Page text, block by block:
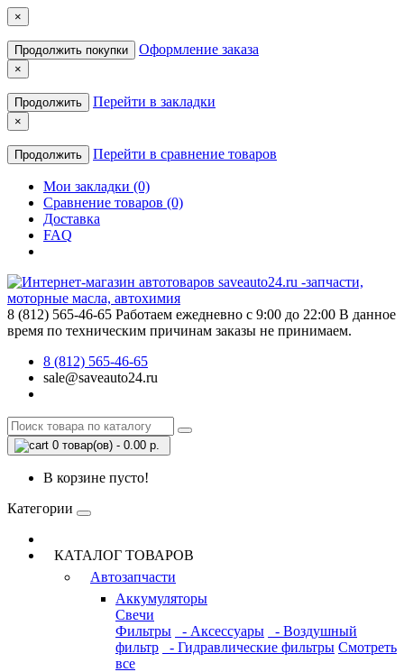
×
Продолжить покупки Оформление заказа
×
Продолжить Перейти в закладки
×
Продолжить Перейти в сравнение товаров
Мои закладки (0)
Сравнение товаров (0)
Доставка
FAQ
8 (812) 565-46-65 Работаем ежедневно с 9:00 до 22:00 В данное
время по техническим причинам заказы не принимаем.
8 (812) 565-46-65
sale@saveauto24.ru
0 товар(ов) - 0.00 р.
В корзине пусто!
Категории
КАТАЛОГ ТОВАРОВ
Автозапчасти
Аккумуляторы
Свечи
Фильтры
- Аксессуары
- Воздушный
фильтр
- Гидравлические фильтры Смотреть
все